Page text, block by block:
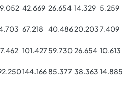
42.669 26.654 14.329 5.259
67.218 40.48620.2037.409
101.427 59.730 26.654 10.613
144.166 85.377 38.363 14.885